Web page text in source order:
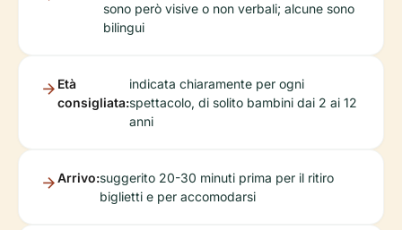
sono però visive o non verbali; alcune sono
bilingui
Età
consigliata:
indicata chiaramente per ogni
spettacolo, di solito bambini dai 2 ai 12
anni
Arrivo:suggerito 20-30 minuti prima per il ritiro
biglietti e per accomodarsi